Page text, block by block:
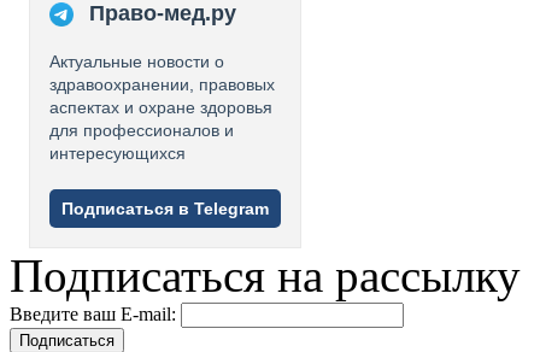
Право-мед.ру
Актуальные новости о
здравоохранении, правовых
аспектах и охране здоровья
для профессионалов и
интересующихся
Подписаться в Telegram
Подписаться на рассылку
Введите ваш E-mail:
Подписаться